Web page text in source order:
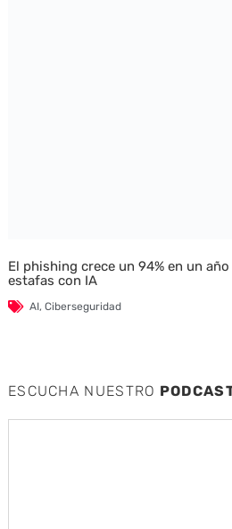
El phishing crece un 94% en un
estafas con IA
AI, Ciberseguridad
ESCUCHA NUESTRO